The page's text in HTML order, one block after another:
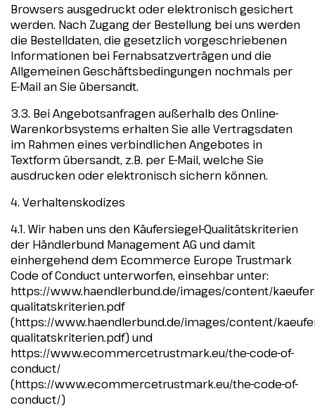
Browsers ausgedruckt oder elektronisch gesichert
werden. Nach Zugang der Bestellung bei uns werden
die Bestelldaten, die gesetzlich vorgeschriebenen
Informationen bei Fernabsatzverträgen und die
Allgemeinen Geschäftsbedingungen nochmals per
E-Mail an Sie übersandt.
3.3. Bei Angebotsanfragen außerhalb des Online-
Warenkorbsystems erhalten Sie alle Vertragsdaten
im Rahmen eines verbindlichen Angebotes in
Textform übersandt, z.B. per E-Mail, welche Sie
ausdrucken oder elektronisch sichern können.
4. Verhaltenskodizes
4.1. Wir haben uns den Käufersiegel-Qualitätskriterien
der Händlerbund Management AG und damit
einhergehend dem Ecommerce Europe Trustmark
Code of Conduct unterworfen, einsehbar unter:
https://www.haendlerbund.de/images/content/
qualitatskriterien.pdf
(https://www.haendlerbund.de/images/content/
qualitatskriterien.pdf) und
https://www.ecommercetrustmark.eu/the-code-of-
conduct/
(https://www.ecommercetrustmark.eu/the-code-of-
conduct/)